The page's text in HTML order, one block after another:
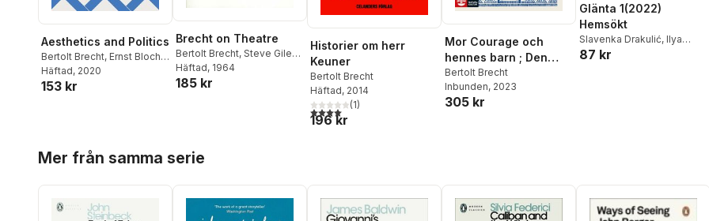
Aesthetics and Politics
Bertolt Brecht, Ernst Bloch,
Georg Lukács
Adorno,
Häftad, 2020
153 kr
Brecht on Theatre
Bertolt Brecht, Steve Giles ,
Marc Silberman
Häftad, 1964
185 kr
Historier om herr
Keuner
Bertolt Brecht
Häftad, 2014
4,0utav 5 stjärnor. Totalt antal röster:
(1)
196 kr
Mor Courage och
hennes barn ; Den
kaukasiska kritcirkeln
Bertolt Brecht
Inbunden, 2023
305 kr
Glänta 1(2022)
Hemsökt
Slavenka Drakulić, Ilya
Kaminsky
87 kr
Mer från samma serie